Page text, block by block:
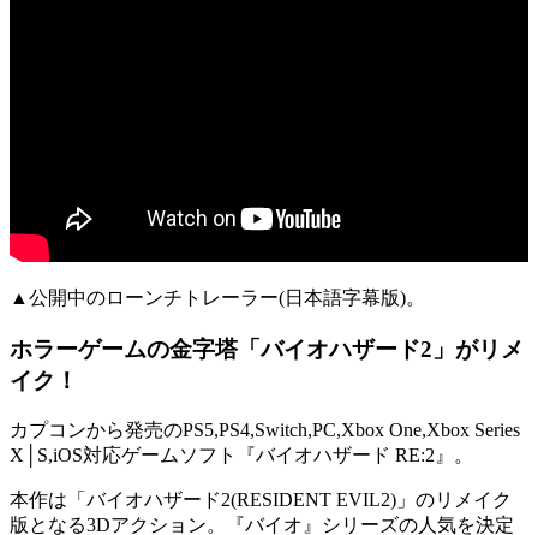
▲公開中のローンチトレーラー(日本語字幕版)。
ホラーゲームの金字塔「バイオハザード2」がリメ
イク！
カプコンから発売のPS5,PS4,Switch,PC,Xbox One,Xbox Series
X│S,iOS対応ゲームソフト『バイオハザード RE:2 』。
本作は「 バイオハザード2(RESIDENT EVIL2) 」のリメイク
版となる3Dアクション。『バイオ』シリーズの人気を決定